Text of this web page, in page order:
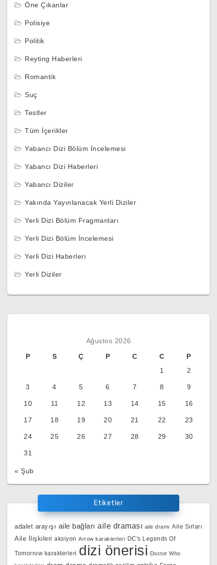
Öne Çıkanlar
Polisiye
Politik
Reyting Haberleri
Romantik
Suç
Testler
Tüm İçerikler
Yabancı Dizi Bölüm İncelemesi
Yabancı Dizi Haberleri
Yabancı Diziler
Yakında Yayınlanacak Yerli Diziler
Yerli Dizi Bölüm Fragmanları
Yerli Dizi Bölüm İncelemesi
Yerli Dizi Haberleri
Yerli Diziler
Ağustos 2026
P
S Ç P C C
P
1
2
3 4 5 6 7 8 9
10 11 12 13 14 15 16
17 18 19 20 21 22 23
24 25 26 27 28 29 30
31
« Şub
Etiketler
adalet arayışı aile bağları aile draması aile dramı Aile Sırları
Aile İlişkileri aksiyon Arrow karakterleri DC's Legends Of
Tomorrow karakterleri dizi önerisi Doctor Who